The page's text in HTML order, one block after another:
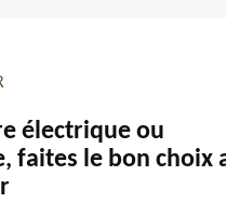
électrique ou
faites le bon choix